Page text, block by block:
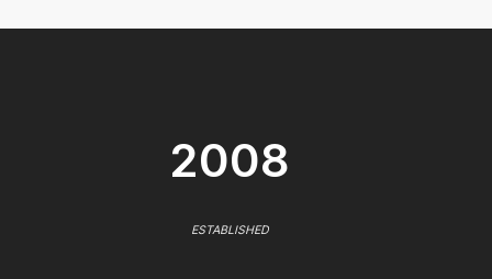
2008
ESTABLISHED